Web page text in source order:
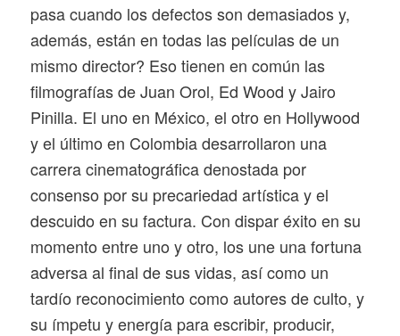
pasa cuando los defectos son demasiados y,
además, están en todas las películas de un
mismo director? Eso tienen en común las
filmografías de Juan Orol, Ed Wood y Jairo
Pinilla. El uno en México, el otro en Hollywood
y el último en Colombia desarrollaron una
carrera cinematográfica denostada por
consenso por su precariedad artística y el
descuido en su factura. Con dispar éxito en su
momento entre uno y otro, los une una fortuna
adversa al final de sus vidas, así como un
tardío reconocimiento como autores de culto, y
su ímpetu y energía para escribir, producir,